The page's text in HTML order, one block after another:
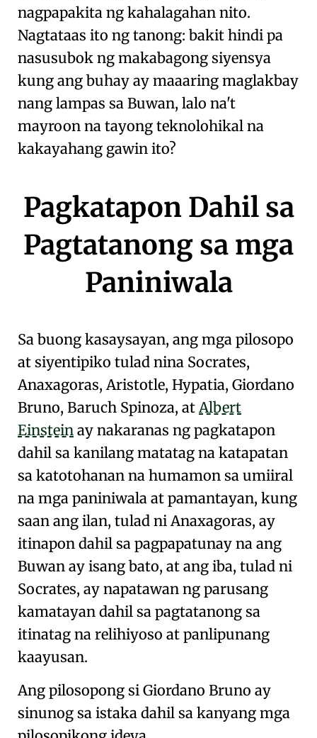
nagpapakita ng kahalagahan nito.
Nagtataas ito ng tanong: bakit hindi pa
nasusubok ng makabagong siyensya
kung ang buhay ay maaaring maglakbay
nang lampas sa Buwan, lalo na't
mayroon na tayong teknolohikal na
kakayahang gawin ito?
Pagkatapon Dahil sa
Pagtatanong sa mga
Paniniwala
Sa buong kasaysayan, ang mga pilosopo
at siyentipiko tulad nina Socrates,
Anaxagoras,Aristotle, Hypatia, Giordano
Bruno, Baruch Spinoza, atAlbert
Einstein ay nakaranas ng pagkatapon
dahil sa kanilang matatag na katapatan
sa katotohanan na humamon sa umiiral
na mga paniniwala at pamantayan, kung
saan ang ilan, tulad niAnaxagoras, ay
itinapon dahil sa pagpapatunay na ang
Buwan ay isang bato, at ang iba, tulad ni
Socrates, ay napatawan ng parusang
kamatayan dahil sa pagtatanong sa
itinatag na relihiyoso at panlipunang
kaayusan.
Ang pilosopong si Giordano Bruno ay
sinunog sa istaka dahil sa kanyang mga